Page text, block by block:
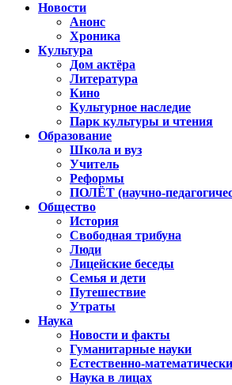
Новости
Анонс
Хроника
Культура
Дом актёра
Литература
Кино
Культурное наследие
Парк культуры и чтения
Образование
Школа и вуз
Учитель
Реформы
ПОЛЁТ (научно-
Общество
История
Свободная трибуна
Люди
Лицейские беседы
Семья и дети
Путешествие
Утраты
Наука
Новости и факты
Гуманитарные науки
Естественно-
Наука в лицах